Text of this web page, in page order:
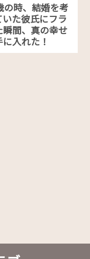
の時、結婚を考
いた彼氏にフラ
瞬間、真の幸せ
入れた！